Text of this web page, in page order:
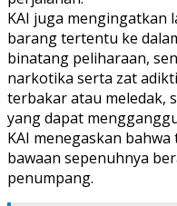
KAI juga mengingatkan
barang tertentu ke
binatang peliharaan,
narkotika serta zat
terbakar atau meledak,
yang dapat
KAI menegaskan
bawaan sepenuhnya
penumpang.